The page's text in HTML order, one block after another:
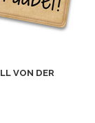
VON DER